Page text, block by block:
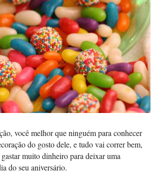
você melhor que ninguém para conhecer
do gosto dele, e tudo vai correr bem,
muito dinheiro para deixar uma
do seu aniversário.